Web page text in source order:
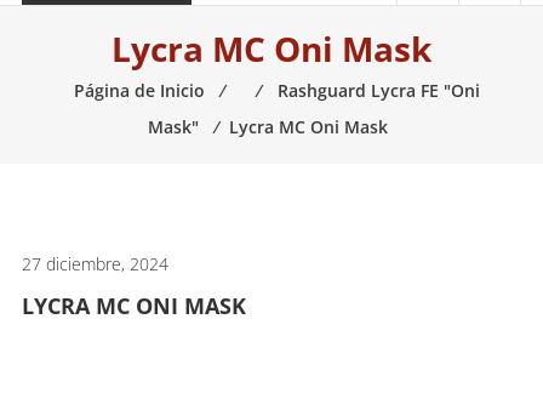
necesario
Lycra MC Oni Mask
Página de Inicio ⁄ ⁄
Rashguard Lycra FE "Oni
Mask"
⁄ Lycra MC Oni Mask
27 diciembre, 2024
LYCRA MC ONI MASK